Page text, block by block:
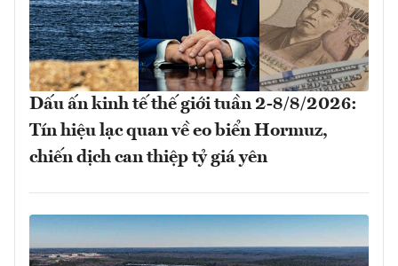
Dấu ấn kinh tế thế giới tuần 2-8/8/2026:
Tín hiệu lạc quan về eo biển Hormuz,
chiến dịch can thiệp tỷ giá yên